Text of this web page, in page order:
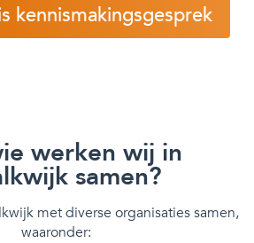
kennismakingsgesprek
werken wij in
samen?
met diverse organisaties samen,
waaronder: